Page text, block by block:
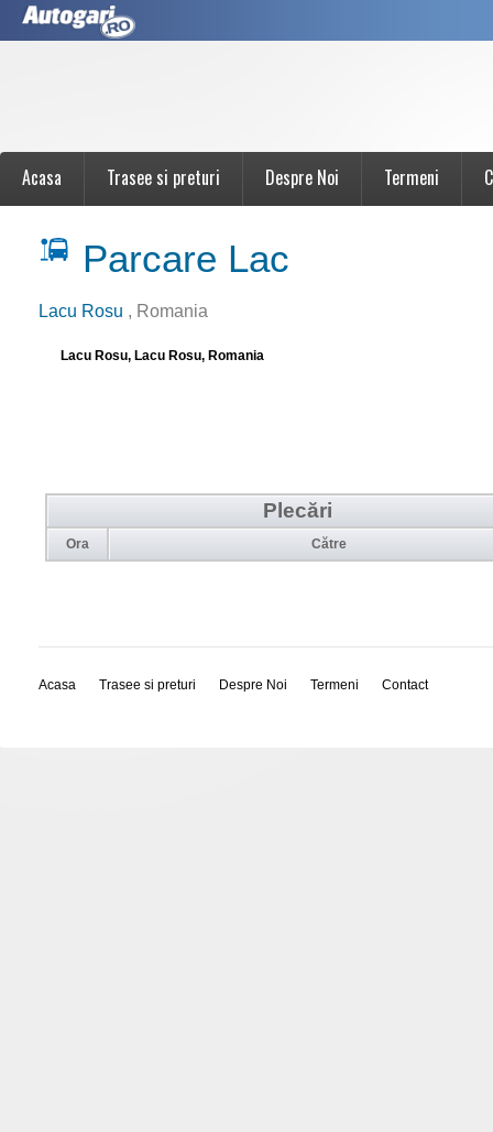
Acasa Trasee si preturi Despre Noi Termeni
Parcare Lac
Lacu Rosu , Romania
Lacu Rosu, Lacu Rosu, Romania
Plecări
Ora Către
Acasa Trasee si preturi Despre Noi Termeni Contact